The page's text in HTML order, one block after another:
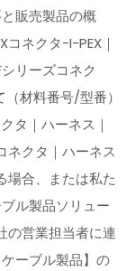
販売製品の概
ネクタ-I-PEX｜
リーズコネク
材料番号/型番）
タ｜ハーネス｜
ネクタ｜ハーネス
場合、または私た
ル製品ソリュー
の営業担当者に連
ーブル製品】の